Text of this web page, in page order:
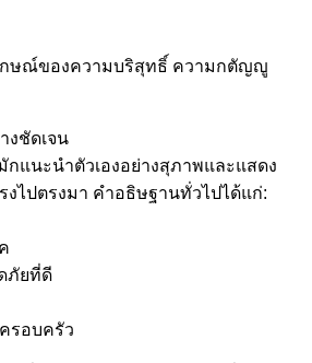
กษณ์ของความบริสุทธิ์ ความกตัญญู
งชัดเจน
แนะนำตัวเองอย่างสุภาพและแสดง
งไปตรงมา คำอธิษฐานทั่วไปได้แก่:
ภัยที่ดี
รอบครัว